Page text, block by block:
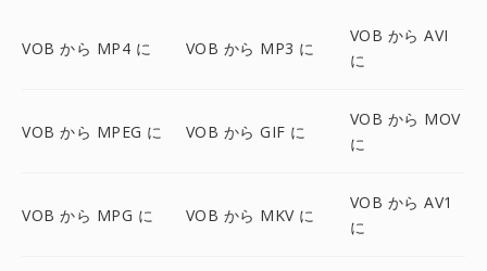
VOB から MP4 に VOB から MP3 に
VOB から AVI
に
VOB から MPEG に VOB から GIF に
VOB から MOV
に
VOB から MPG に VOB から MKV に
VOB から AV1
に